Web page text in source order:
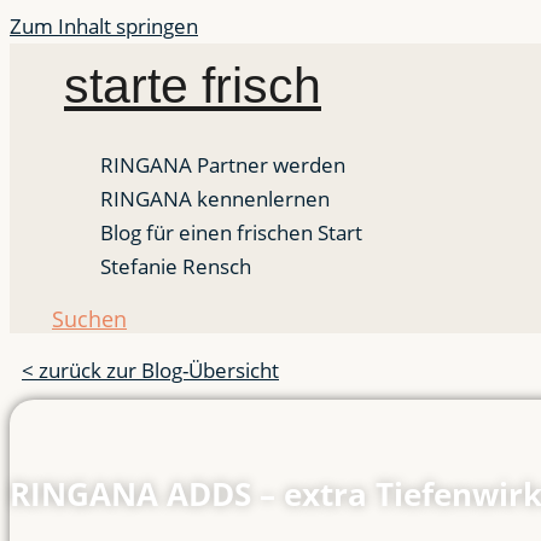
Zum Inhalt springen
starte frisch
RINGANA Partner werden
RINGANA kennenlernen
Blog für einen frischen Start
Stefanie Rensch
Suchen
< zurück zur Blog-Übersicht
RINGANA ADDS – extra